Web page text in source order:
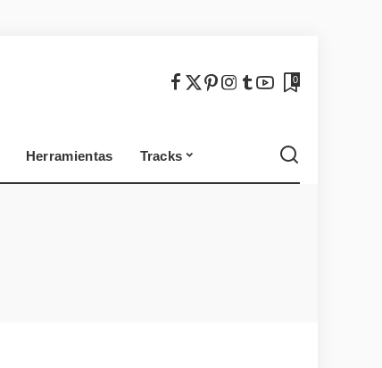
0
Herramientas Tracks